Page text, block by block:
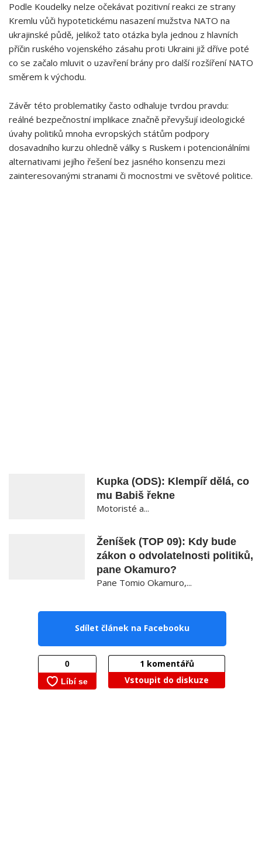
Podle Koudelky ⁤nelze očekávat pozitivní reakci⁢ ze strany
Kremlu vůči hypotetickému nasazení mužstva ​NATO na
⁤ukrajinské půdě, jelikož tato otázka byla jednou⁤ z hlavních
příčin ruského ‌vojenského zásahu proti Ukraini již dříve poté
‌co‍ se ⁣začalo ⁣mluvit o uzavření brány pro​ další ‍rozšíření NATO
⁢směrem k východu.
Závěr této problematiky často ​odhaluje tvrdou pravdu:
reálné bezpečnostní implikace značně převyšují ideologické
‍úvahy politiků mnoha evropských státům podpory
dosavadního kurzu ohledně⁢ války s Ruskem i potencionálními
alternativami jejího řešení⁤ bez jasného konsenzu mezi
zainteresovanými stranami či mocnostmi ve světové ⁢politice.
Kupka (ODS): Klempíř dělá, co
mu Babiš řekne
Motoristé a...
Ženíšek (TOP 09): Kdy bude
zákon o odvolatelnosti politiků,
pane Okamuro?
Pane Tomio Okamuro,...
Sdílet článek na Facebooku
1 komentářů
Vstoupit do diskuze